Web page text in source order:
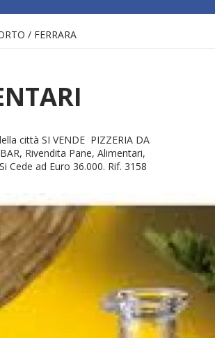
/ FERRARA
città SI VENDE PIZZERIA DA
Rivendita Pane, Alimentari,
Cede ad Euro 36.000. Rif. 3158